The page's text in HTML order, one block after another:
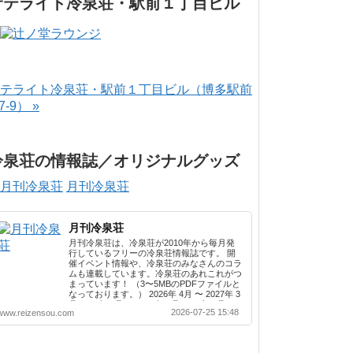
ライト冷泉荘・駅前１丁目ビル（博多駅前
9） »
泉荘の情報誌／オリジナルグッズ
月刊冷泉荘
月刊冷泉荘
月刊冷泉荘は、冷泉荘が2010年から毎月発
行しているフリーの冷泉荘情報誌です。 開
催イベント情報や、冷泉荘のみなさんのコラ
ムも連載しています。冷泉荘のあれこれがつ
まっています！ （3〜5MBのPDFファイルと
なっております。） 2026年 4月 〜 2027年 3
2025年 3月 2023年 4月 〜 2024年 3月 2022
年 4月 〜 2023年 3月 2021年 4月 〜 2022年
2026-07-25 15:48